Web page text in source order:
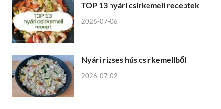
TOP 13 nyári csirkemell receptek
2026-07-06
Nyári rizses hús csirkemellből
2026-07-02